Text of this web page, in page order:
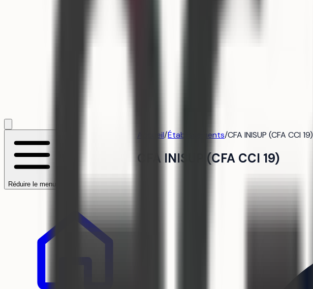
Réduire le menu
Accueil/Établissements/CFA INISUP (CFA CCI 19)
CFA INISUP (CFA CCI 19)